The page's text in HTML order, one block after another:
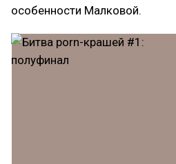
особенности Малковой.